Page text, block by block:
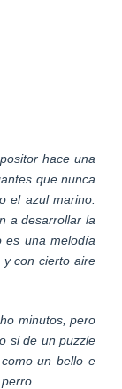
hace una
que nunca
el azul marino.
a desarrollar la
es una melodía
con cierto aire
minutos, pero
si de un puzzle
un bello e